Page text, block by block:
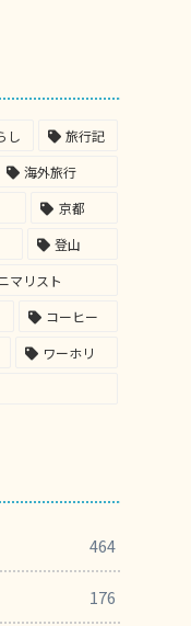
し
旅行記
海外旅行
京都
登山
マリスト
コーヒー
ワーホリ
464
176